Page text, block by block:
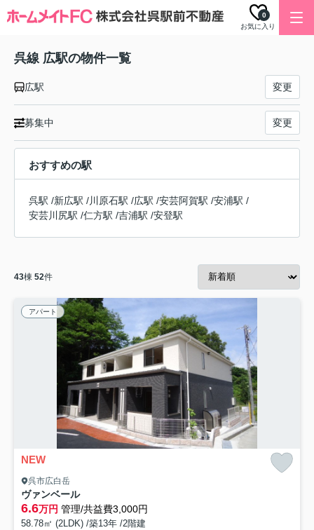
お気に入り
0
呉線 広駅の物件一覧
広駅 変更
募集中 変更
おすすめの駅
呉駅 /新広駅 /川原石駅 /広駅 /安芸阿賀駅 /安浦駅 /
安芸川尻駅 /仁方駅 /吉浦駅 /安登駅
43棟 52件
アパート
NEW
呉市広白岳
ヴァンベール
6.6万円 管理/共益費3,000円
58.78㎡ (2LDK) /築13年 /2階建